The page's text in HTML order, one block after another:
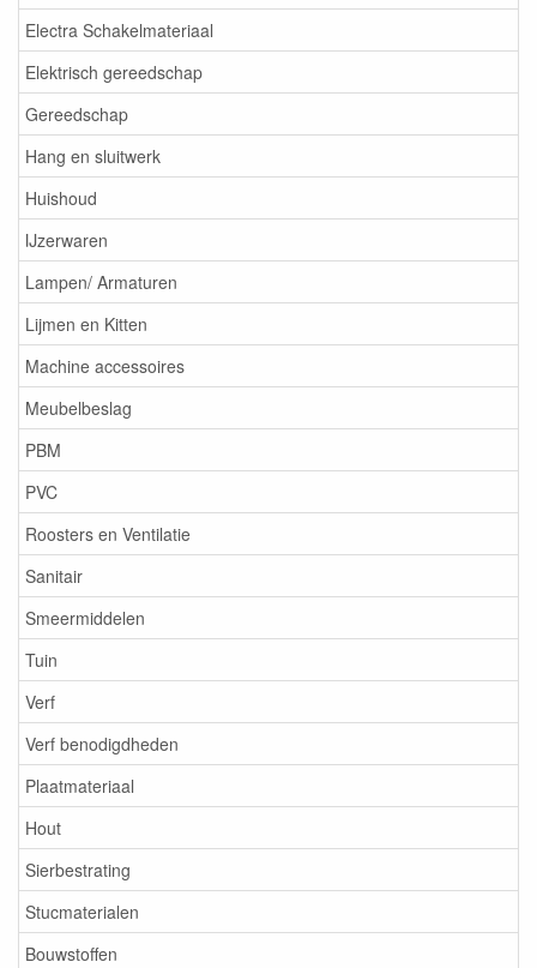
Electra Schakelmateriaal
Elektrisch gereedschap
Gereedschap
Hang en sluitwerk
Huishoud
IJzerwaren
Lampen/ Armaturen
Lijmen en Kitten
Machine accessoires
Meubelbeslag
PBM
PVC
Roosters en Ventilatie
Sanitair
Smeermiddelen
Tuin
Verf
Verf benodigdheden
Plaatmateriaal
Hout
Sierbestrating
Stucmaterialen
Bouwstoffen